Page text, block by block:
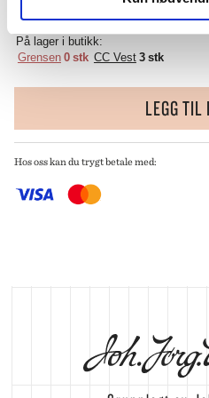
KJØP OG
På lager i butikk:
Grensen0 stk CC Vest3 stk
LEGG
Hos oss kan du trygt betale med: